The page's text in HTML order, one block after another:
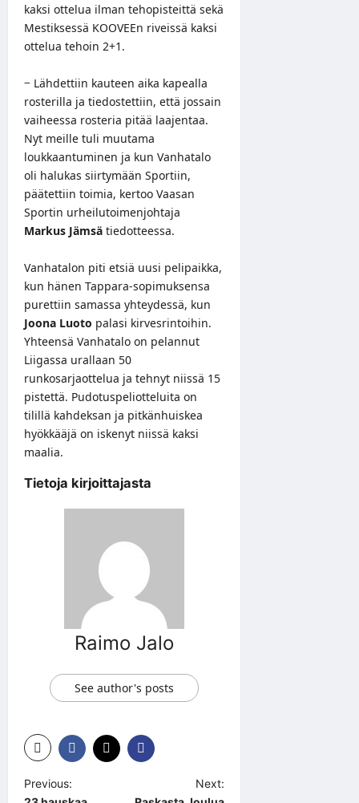
kaksi ottelua ilman tehopisteittä sekä
Mestiksessä KOOVEEn riveissä kaksi
ottelua tehoin 2+1.
− Lähdettiin kauteen aika kapealla
rosterilla ja tiedostettiin, että jossain
vaiheessa rosteria pitää laajentaa.
Nyt meille tuli muutama
loukkaantuminen ja kun Vanhatalo
oli halukas siirtymään Sportiin,
päätettiin toimia, kertoo Vaasan
Sportin urheilutoimenjohtaja
Markus Jämsä tiedotteessa.
Vanhatalon piti etsiä uusi pelipaikka,
kun hänen Tappara-sopimuksensa
purettiin samassa yhteydessä, kun
Joona Luoto palasi kirvesrintoihin.
Yhteensä Vanhatalo on pelannut
Liigassa urallaan 50
runkosarjaottelua ja tehnyt niissä 15
pistettä. Pudotuspeliotteluita on
tilillä kahdeksan ja pitkänhuiskea
hyökkääjä on iskenyt niissä kaksi
maalia.
Tietoja kirjoittajasta
Raimo Jalo
See author's posts
P
Previous:
Next: